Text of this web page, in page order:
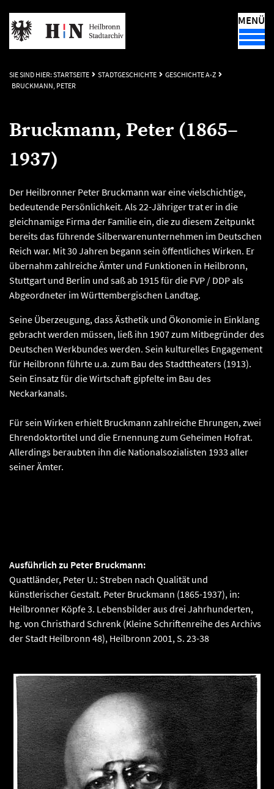
MENÜ
SIE SIND HIER: STARTSEITE STADTGESCHICHTE
GESCHICHTE A-Z
BRUCKMANN, PETER
Bruckmann, Peter (1865–
1937)
Der Heilbronner Peter Bruckmann war eine vielschichtige,
bedeutende Persönlichkeit. Als 22-Jähriger trat er in die
gleichnamige Firma der Familie ein, die zu diesem Zeitpunkt
bereits das führende Silberwarenunternehmen im Deutschen
Reich war. Mit 30 Jahren begann sein öffentliches Wirken. Er
übernahm zahlreiche Ämter und Funktionen in Heilbronn,
Stuttgart und Berlin und saß ab 1915 für die FVP / DDP als
Abgeordneter im Württembergischen Landtag.
Seine Überzeugung, dass Ästhetik und Ökonomie in Einklang
gebracht werden müssen, ließ ihn 1907 zum Mitbegründer des
Deutschen Werkbundes werden. Sein kulturelles Engagement
für Heilbronn führte u.a. zum Bau des Stadttheaters (1913).
Sein Einsatz für die Wirtschaft gipfelte im Bau des
Neckarkanals.
Für sein Wirken erhielt Bruckmann zahlreiche Ehrungen, zwei
Ehrendoktortitel und die Ernennung zum Geheimen Hofrat.
Allerdings beraubten ihn die Nationalsozialisten 1933 aller
seiner Ämter.
Ausführlich zu Peter Bruckmann:
Quattländer, Peter U.: Streben nach Qualität und
künstlerischer Gestalt. Peter Bruckmann (1865-1937), in:
Heilbronner Köpfe 3. Lebensbilder aus drei Jahrhunderten,
hg. von Christhard Schrenk (Kleine Schriftenreihe des Archivs
der Stadt Heilbronn 48), Heilbronn 2001, S. 23-38